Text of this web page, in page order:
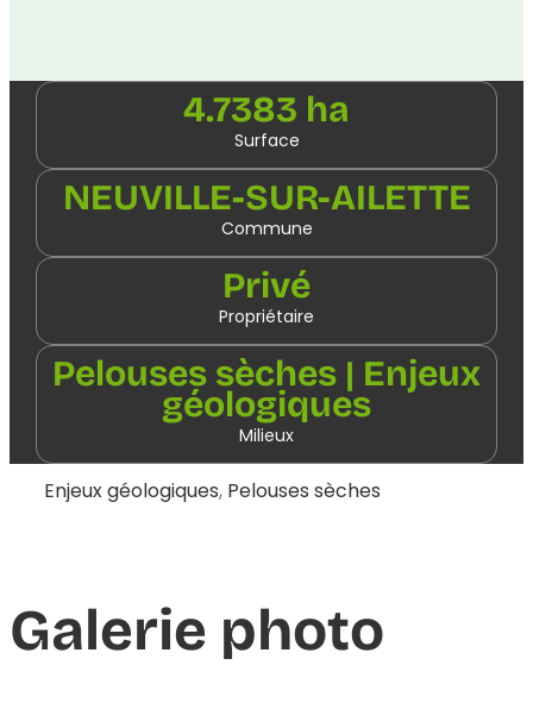
4.7383 ha
Surface
NEUVILLE-SUR-AILETTE
Commune
Privé
Propriétaire
Pelouses sèches | Enjeux
géologiques
Milieux
Enjeux géologiques, Pelouses sèches
Galerie photo